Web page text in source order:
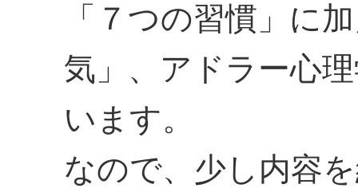
「７つの習慣」に
気」、アドラー心
います。
なので、少し内容